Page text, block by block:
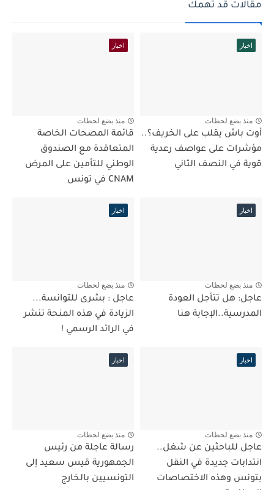
مقالات قد تهمك
اخبار
منذ بضع لحظات
أوت باش يقلب على الخريف؟..
مؤشرات على عواصف رعدية
قوية في النصف الثاني
اخبار
منذ بضع لحظات
قائمة المصحات الخاصة
المتعاقدة مع الصندوق
الوطني للتأمين على المرض
CNAM في تونس
اخبار
منذ بضع لحظات
عاجل: هل تتأجل العودة
المدرسية..الإجابة هنا
اخبار
منذ بضع لحظات
عاجل : بشرى للتوانسة...
الزيادة في هذه المنحة تنشر
في الرائد الرسمي !
اخبار
منذ بضع لحظات
عاجل للباحثين عن شغل..
انتدابات جديدة في النقل
بتونس وهذه الاختصاصات
اخبار
منذ بضع لحظات
رسالة عاجلة من رئيس
الجمهورية قيس سعيد إلى
التونسيين بالخارج